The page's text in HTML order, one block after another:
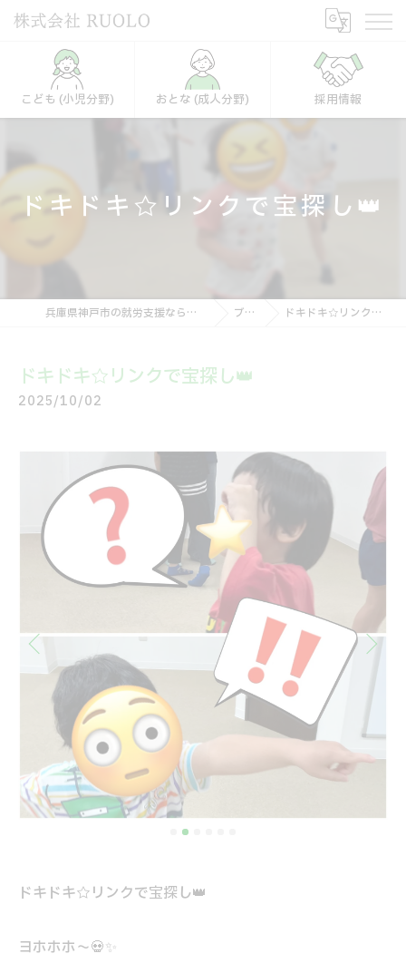
こども (小児分野) おとな (成人分野) 採用情報
ドキドキ☆リンクで宝探し👑
兵庫県神戸市の就労支援なら株式会社RUOLO ブログ ドキドキ☆リンクで宝探し👑
ドキドキ☆リンクで宝探し👑
2025/10/02
ドキドキ☆リンクで宝探し👑
ヨホホホ～💀✨